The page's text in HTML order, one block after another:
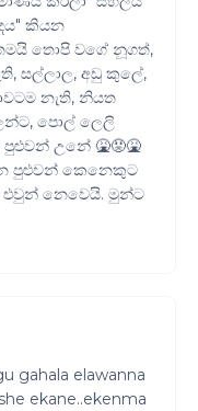
කියන
තමයි තොපි වගේ නූගත්,
සල්ලාල, අඩු කුලේ,
නැති, නියත
පොල් ලෙලි
උනේ 🤮😡🤮
පුළුවන් කෙනෙකුට
එවුන් නෙවෙයි. මුන්ට
gahala elawanna
ekane..ekenma